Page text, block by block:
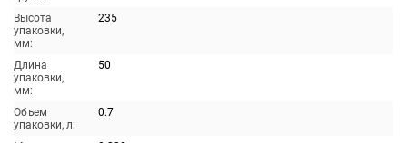
Высота
упаковки,
мм:
235
Длина
упаковки,
мм:
50
Объем
упаковки, л:
0.7